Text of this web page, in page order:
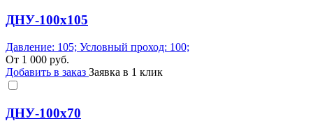
ДНУ-100х105
Давление: 105; Условный проход: 100;
От 1 000 руб.
Добавить в заказ Заявка в 1 клик
ДНУ-100х70